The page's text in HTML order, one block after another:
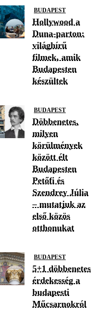
BUDAPEST
Hollywood a
Duna-parton:
világhírű
filmek, amik
Budapesten
készültek
BUDAPEST
Döbbenetes,
milyen
körülmények
között élt
Budapesten
Petőfi és
Szendrey Júlia
– mutatjuk az
első közös
otthonukat
BUDAPEST
5+1 döbbenetes
érdekesség a
budapesti
Műcsarnokról